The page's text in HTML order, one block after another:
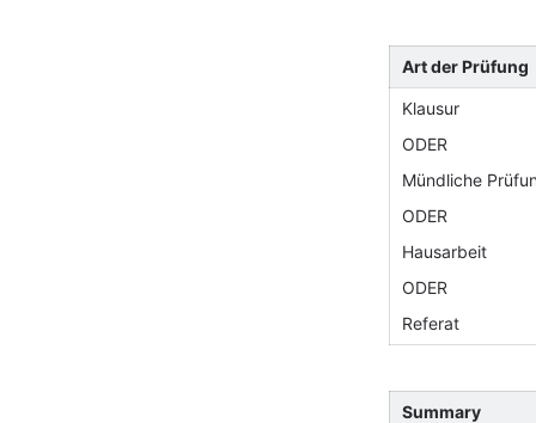
Art der Prüfung
Klausur
ODER
Mündliche
ODER
Hausarbeit
ODER
Referat
Summary